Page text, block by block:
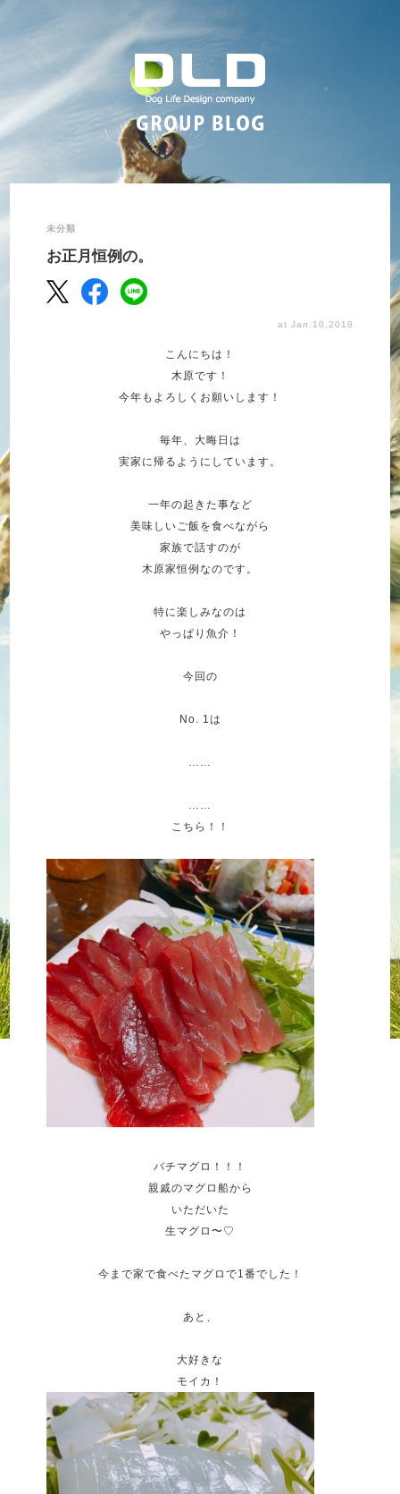
未分類
お正月恒例の。
at Jan.10.2018
こんにちは！
木原です！
今年もよろしくお願いします！
毎年、大晦日は
実家に帰るようにしています。
一年の起きた事など
美味しいご飯を食べながら
家族で話すのが
木原家恒例なのです。
特に楽しみなのは
やっぱり魚介！
今回の
No. 1は
……
……
こちら！！
バチマグロ！！！
親戚のマグロ船から
いただいた
生マグロ〜♡
今まで家で食べたマグロで1番でした！
あと、
大好きな
モイカ！